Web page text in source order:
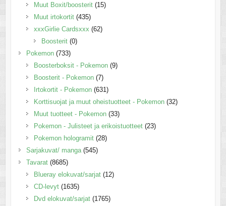
Muut Boxit/boosterit (15)
Muut irtokortit (435)
xxxGirlie Cardsxxx (62)
Boosterit (0)
Pokemon (733)
Boosterboksit - Pokemon (9)
Boosterit - Pokemon (7)
Irtokortit - Pokemon (631)
Korttisuojat ja muut oheistuotteet - Pokemon (32)
Muut tuotteet - Pokemon (33)
Pokemon - Julisteet ja erikoistuotteet (23)
Pokemon hologramit (28)
Sarjakuvat/ manga (545)
Tavarat (8685)
Blueray elokuvat/sarjat (12)
CD-levyt (1635)
Dvd elokuvat/sarjat (1765)